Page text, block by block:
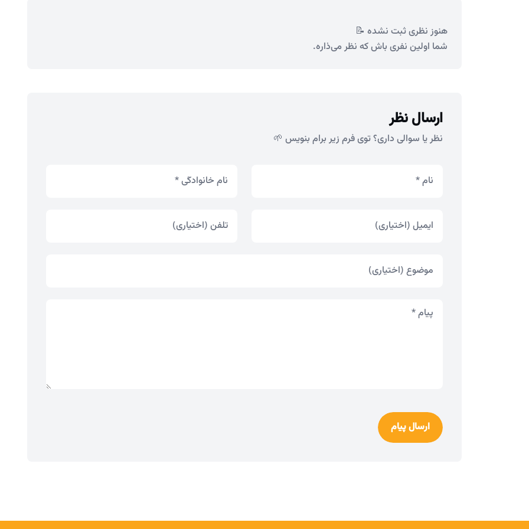
هنوز نظری ثبت نشده 📝
شما اولین نفری باش که نظر می‌ذاره.
ارسال نظر
نظر یا سوالی داری؟ توی فرم زیر برام بنویس 🌱
ارسال پیام